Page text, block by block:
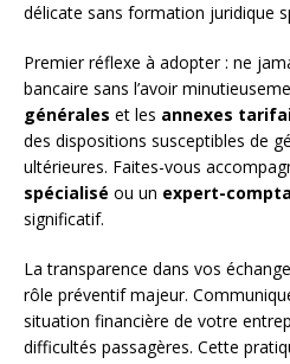
délicate sans formation juridique
Premier réflexe à adopter : ne
bancaire sans l’avoir
générales et les annexes
des dispositions susceptibles de
ultérieures. Faites-vous
spécialisé ou un expert-
significatif.
La transparence dans vos
rôle préventif majeur.
situation financière de votre
difficultés passagères. Cette